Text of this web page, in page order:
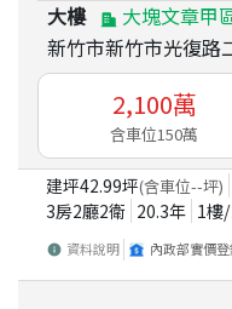
大樓
大塊文章甲
新竹市新竹市光復路
2,100萬
含車位150萬
建坪42.99坪(含車位--坪)
3房2廳2衛 20.3年 1樓/
資料說明 內政部實價